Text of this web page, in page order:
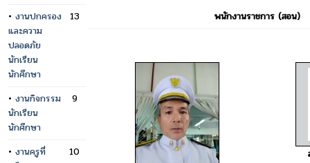
• งานปกครอง
และความ
ปลอดภัย
นักเรียน
นักศึกษา
13
• งานกิจกรรม
นักเรียน
นักศึกษา
9
• งานครูที่
10
พนักงานราชการ (สอน)